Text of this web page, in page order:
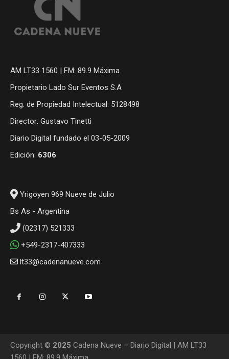
AM LT33 1560 | FM: 89.9 Máxima
Propietario Lado Sur Eventos S.A
Reg. de Propiedad Intelectual: 5128498
Director: Gustavo Tinetti
Diario Digital fundado el 03-05-2009
Edición: 6306
Yrigoyen 969 Nueve de Julio
Bs As - Argentina
(02317) 521333
+549-2317-407333
lt33@cadenanueve.com
Copyright © 2025 Cadena Nueve – Diario Digital | AM LT33